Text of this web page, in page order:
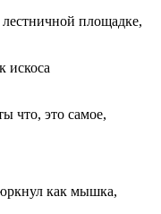
площадке,
искоса
что, это самое,
как мышка,